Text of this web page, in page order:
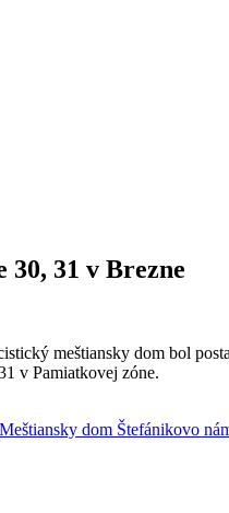
30, 31 v Brezne
meštiansky dom bol
v Pamiatkovej zóne.
Meštiansky dom Štefánikovo